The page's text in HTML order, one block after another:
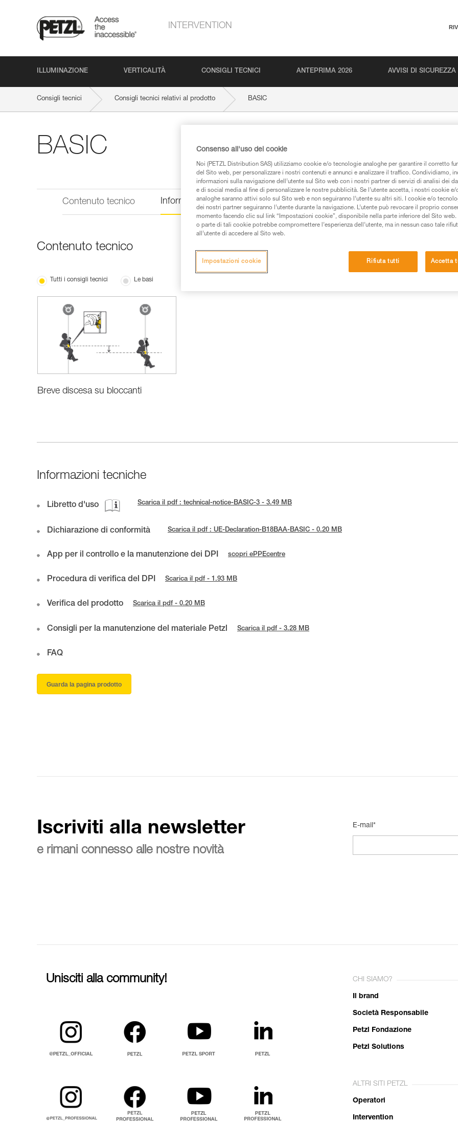
INTERVENTION
ILLUMINAZIONE VERTICALITÀ CONSIGLI TECNICI ANTEPRIMA 2026 AVVISI DI SICUREZZA
Consigli tecnici Consigli tecnici relativi al prodotto BASIC
BASIC
Contenuto tecnico Informazioni tecniche
Contenuto tecnico
Tutti i consigli tecnici Le basi
Breve discesa su bloccanti
Informazioni tecniche
Libretto d'uso Scarica il pdf : technical-notice-BASIC-3 - 3.49 MB
Dichiarazione di conformità Scarica il pdf : UE-Declaration-B18BAA-BASIC - 0.20 MB
App per il controllo e la manutenzione dei DPI scopri ePPEcentre
Procedura di verifica del DPI Scarica il pdf - 1.93 MB
Verifica del prodotto Scarica il pdf - 0.20 MB
Consigli per la manutenzione del materiale Petzl Scarica il pdf - 3.28 MB
FAQ
Guarda la pagina prodotto
Iscriviti alla newsletter
e rimani connesso alle nostre novità
E-mail*
Unisciti alla community! CHI SIAMO?
Il brand
Società Responsabile
Petzl Fondazione
Petzl Solutions
ALTRI SITI PETZL
Operatori
Intervention
Consenso all'uso dei cookie
Noi (PETZL Distribution SAS) utilizziamo cookie e/o tecnologie analoghe per garantire il corretto
del Sito web, per personalizzare i nostri contenuti e annunci e analizzare il traffico. Condividiamo,
informazioni sulla navigazione dell’utente sul Sito web con i nostri partner di servizi di analisi dei
e di social media al fine di personalizzare le nostre pubblicità. Se l’utente accetta, i nostri cookie
analoghe saranno attivi solo sul Sito web e non seguiranno l’utente su altri siti. I cookie e/o
dei nostri partner seguiranno l’utente durante la navigazione. L’utente può revocare il proprio
momento facendo clic sul link “Impostazioni cookie”, disponibile nella parte inferiore del Sito
o parte di tali cookie potrebbe compromettere l’esperienza dell’utente, ma in nessun caso tale
all’utente di accedere al Sito web.
Rifiuta tutti Accetta
Impostazioni cookie